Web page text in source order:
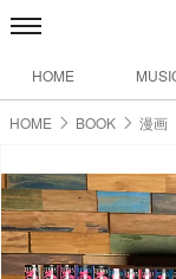
HOME
HOME BOOK 漫画